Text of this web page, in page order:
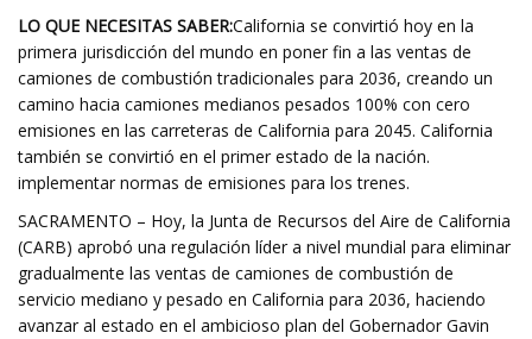
LO QUE NECESITAS SABER:California se convirtió hoy en la
primera jurisdicción del mundo en poner fin a las ventas de
camiones de combustión tradicionales para 2036, creando un
camino hacia camiones medianos pesados ​​100% con cero
emisiones en las carreteras de California para 2045. California
también se convirtió en el primer estado de la nación.
implementar normas de emisiones para los trenes.
SACRAMENTO – Hoy, la Junta de Recursos del Aire de California
(CARB) aprobó una regulación líder a nivel mundial para eliminar
gradualmente las ventas de camiones de combustión de
servicio mediano y pesado en California para 2036, haciendo
avanzar al estado en el ambicioso plan del Gobernador Gavin